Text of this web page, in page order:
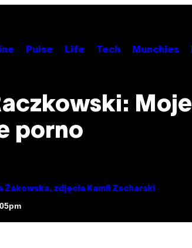
Pulse Life Tech Munchies
Moje
porno
Żakowska, zdjęcia Kamil Zacharski